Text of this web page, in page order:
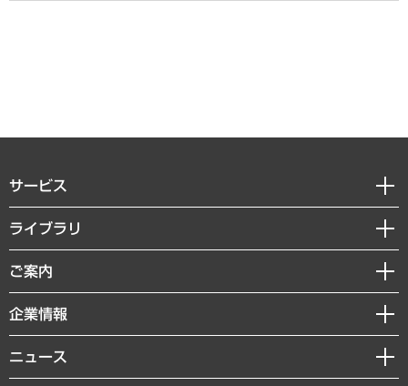
サービス
経営戦略
組織・人事戦略
デジタルイノベーション
共生・ダイバーシティ
GRC（ガバナンス・リスク・コンプライアンス）・防災（政策）
ライブラリ
経済調査
レポート
コラム
ご案内
セミナー・イベント情報
MUFGビジネスセミナー
受託案件情報
企業情報
私たちの想い
社長メッセージ
ニュース